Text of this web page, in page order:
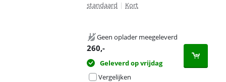
standaard | Kort
Geen oplader meegeleverd
260,-
Geleverd op vrijdag
Vergelijken